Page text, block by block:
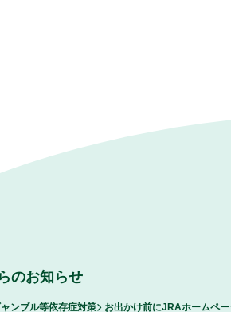
のお知らせ
ンブル等依存症対策
お出かけ前にJRAホームペ